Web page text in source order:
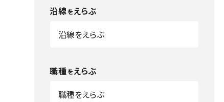
沿線をえらぶ
職種をえらぶ